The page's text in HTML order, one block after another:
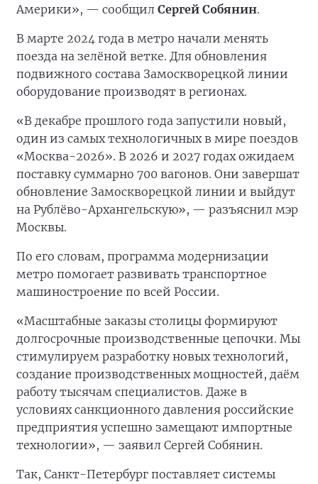
Америки», — сообщил Сергей Собянин.
В марте 2024 года в метро начали менять
поезда на зелёной ветке. Для обновления
подвижного состава Замоскворецкой линии
оборудование производят в регионах.
«В декабре прошлого года запустили новый,
один из самых технологичных в мире поездов
«Москва-2026». В 2026 и 2027 годах ожидаем
поставку суммарно 700 вагонов. Они завершат
обновление Замоскворецкой линии и выйдут
на Рублёво-Архангельскую», — разъяснил мэр
Москвы.
По его словам, программа модернизации
метро помогает развивать транспортное
машиностроение по всей России.
«Масштабные заказы столицы формируют
долгосрочные производственные цепочки. Мы
стимулируем разработку новых технологий,
создание производственных мощностей, даём
работу тысячам специалистов. Даже в
условиях санкционного давления российские
предприятия успешно замещают импортные
технологии», — заявил Сергей Собянин.
Так, Санкт-Петербург поставляет системы